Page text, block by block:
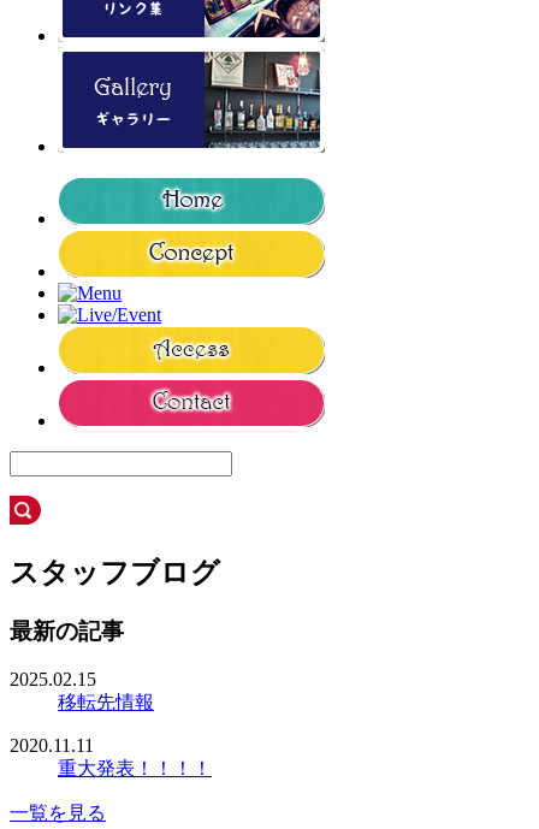
スタッフブログ
最新の記事
2025.02.15
移転先情報
2020.11.11
重大発表！！！！
一覧を見る